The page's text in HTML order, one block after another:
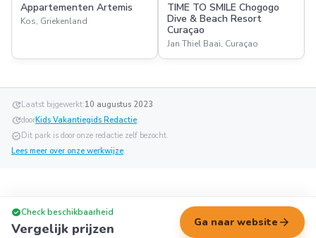
Appartementen Artemis
Kos, Griekenland
TIME TO SMILE Chogogo
Dive & Beach Resort
Curaçao
Jan Thiel Baai, Curaçao
updateLaatst bijgewerkt:10 augustus 2023
updatedoorKids Vakantiegids Redactie.
verifiedDit park is door onze redactie zelf bezocht.
Lees meer over onze werkwijze.
check_circleCheck beschikbaarheid
Vergelijk prijzen Ga naar website arrow_forward